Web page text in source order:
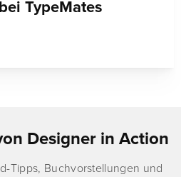
TypeMates
Designer in Action
Tipps, Buchvorstellungen und